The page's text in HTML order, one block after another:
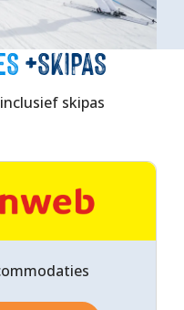
+SKIPAS
skipas